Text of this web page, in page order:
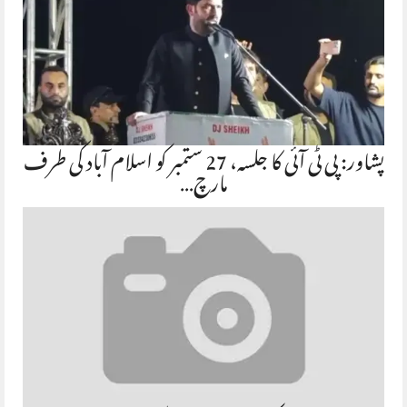
پشاور: پی ٹی آئی کا جلسہ، 27 ستمبر کو اسلام آباد کی طرفمارچ…